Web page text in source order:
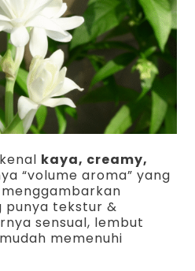
kaya, creamy,
“volume aroma” yang
punya tekstur &
sensual, lembut
memenuhi